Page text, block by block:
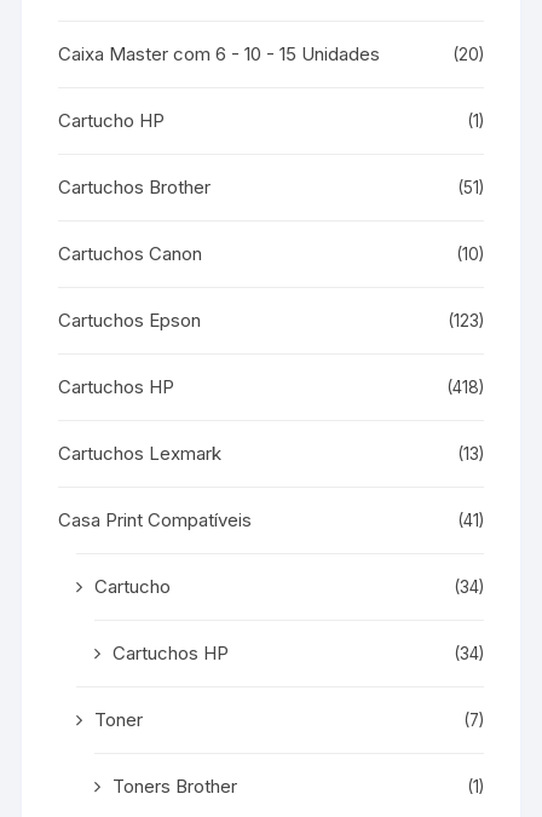
Caixa Master com 6 - 10 - 15 Unidades (20)
Cartucho HP (1)
Cartuchos Brother (51)
Cartuchos Canon (10)
Cartuchos Epson (123)
Cartuchos HP (418)
Cartuchos Lexmark (13)
Casa Print Compatíveis (41)
Cartucho (34)
Cartuchos HP (34)
Toner (7)
Toners Brother (1)